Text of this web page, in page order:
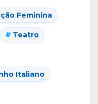
Feminina
Teatro
Italiano